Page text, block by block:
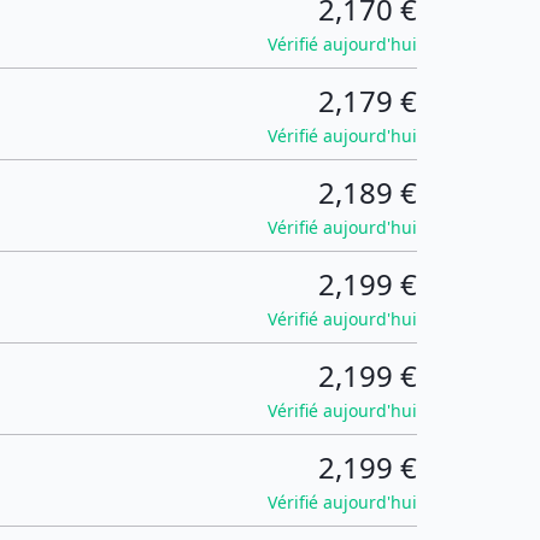
2,170 €
Vérifié aujourd'hui
2,179 €
Vérifié aujourd'hui
2,189 €
Vérifié aujourd'hui
2,199 €
Vérifié aujourd'hui
2,199 €
Vérifié aujourd'hui
2,199 €
Vérifié aujourd'hui